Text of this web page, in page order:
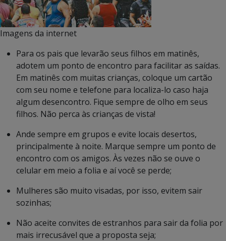
Imagens da internet
Para os pais que levarão seus filhos em matinês,
adotem um ponto de encontro para facilitar as saídas.
Em matinês com muitas crianças, coloque um cartão
com seu nome e telefone para localiza-lo caso haja
algum desencontro. Fique sempre de olho em seus
filhos. Não perca às crianças de vista!
Ande sempre em grupos e evite locais desertos,
principalmente à noite. Marque sempre um ponto de
encontro com os amigos. Às vezes não se ouve o
celular em meio a folia e aí você se perde;
Mulheres são muito visadas, por isso, evitem sair
sozinhas;
Não aceite convites de estranhos para sair da folia por
mais irrecusável que a proposta seja;